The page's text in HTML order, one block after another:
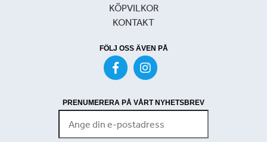
KÖPVILKOR
KONTAKT
FÖLJ OSS ÄVEN PÅ
PRENUMERERA PÅ VÅRT NYHETSBREV